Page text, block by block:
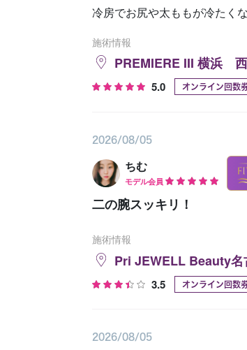
冷房でお尻や太ももが冷たく
施術情報
PREMIERE III 横浜
5.0 オンライン回数
2026/08/05
ちむ
モデル会員
二の腕スッキリ！
施術情報
Pri JEWELL Beauty名
3.5 オンライン回数
2026/08/05